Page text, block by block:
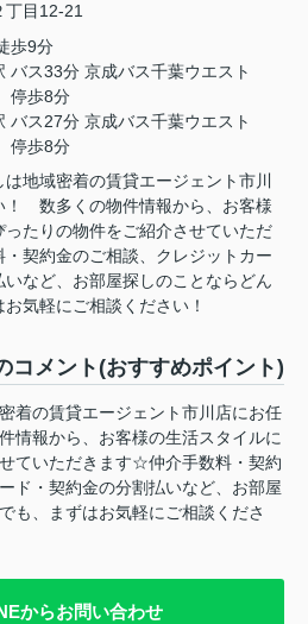
丁目12-21
歩9分
バス33分 京成バス千葉ウエスト
停歩8分
バス27分 京成バス千葉ウエスト
停歩8分
地域密着の賃貸エージェント市川
！ 数多くの物件情報から、お客様
たりの物件をご紹介させていただ
契約金のご相談、クレジットカー
いなど、お部屋探しのことならどん
気軽にご相談ください！
コメント(おすすめポイント)
着の賃貸エージェント市川店にお任
情報から、お客様の生活スタイルに
ていただきます☆仲介手数料・契約
ド・契約金の分割払いなど、お部屋
も、まずはお気軽にご相談くださ
からお問い合わせ